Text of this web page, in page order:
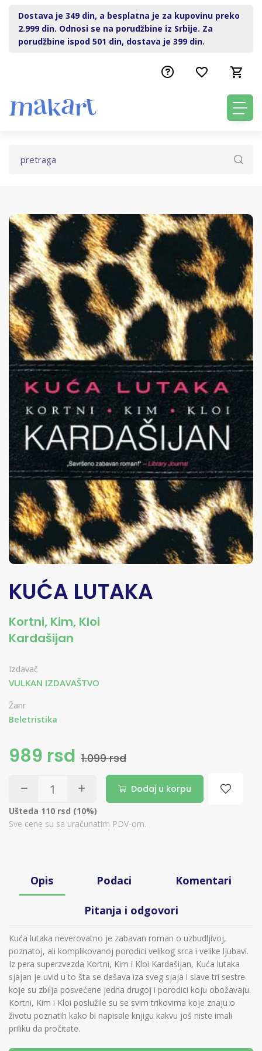
Dostava je 349 din, a besplatna je za kupovinu preko
2.999 din. Odnosi se na porudžbine iz Srbije. Za
porudžbine ispod 501 din, dostava je 399 din.
KUĆA LUTAKA
Kortni, Kim, Kloi
Kardašijan
Izdavač
VULKAN IZDAVAŠTVO
Žanr
Beletristika
989 rsd 1.099 rsd
Dodaj u korpu
Ušteda 110 rsd (10%)
Sve cene su sa uračunatim PDV-om.
Opis Podaci Komentari
Pitanja i odgovori
Kuća lutaka neverovatno je zabavan roman o uzbudljivoj,
poznatoj, ali komplikovanoj porodici velikog srca i velike ljubavi.
Iz pera superzvezda Kortni, Kim i Kloi Kardašijan, Kuća lutaka
sjajan je uvid u to šta se dešava iza sveg sjaja i slave tri sestre
koje su zbilja posvećene jedna drugoj i porodici koju obožavaju.
Kortni, Kim i Kloi poslužile su se svim trikovima koje znaju o
životu poznatih kako bi napisale knjigu kakvu još niste imali
priliku da pročitate.